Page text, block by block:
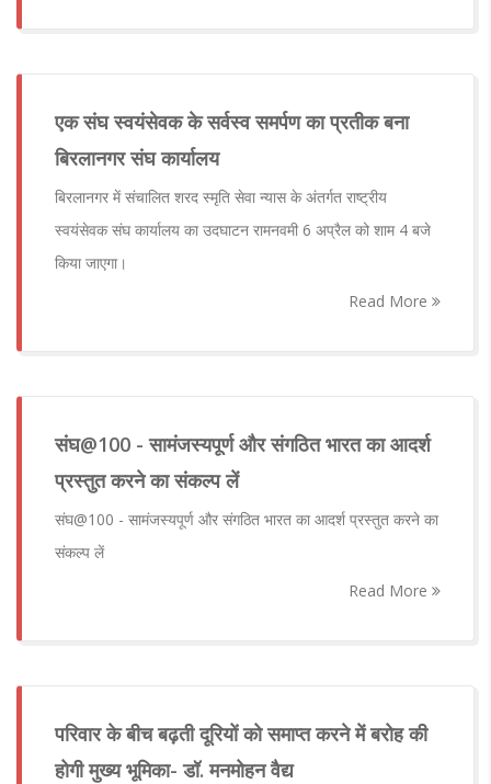
एक संघ स्वयंसेवक के सर्वस्व समर्पण का प्रतीक बना
बिरलानगर संघ कार्यालय
बिरलानगर में संचालित शरद स्मृति सेवा न्यास के अंतर्गत राष्ट्रीय
स्वयंसेवक संघ कार्यालय का उदघाटन रामनवमी 6 अप्रैल को शाम 4 बजे
किया जाएगा।
Read More
संघ‌@100 - सामंजस्यपूर्ण और संगठित भारत का आदर्श
प्रस्तुत करने का संकल्प लें
संघ‌@100 - सामंजस्यपूर्ण और संगठित भारत का आदर्श प्रस्तुत करने का
संकल्प लें
Read More
परिवार के बीच बढ़ती दूरियों को समाप्त करने में बरोह की
होगी मुख्य भूमिका- डॉ. मनमोहन वैद्य